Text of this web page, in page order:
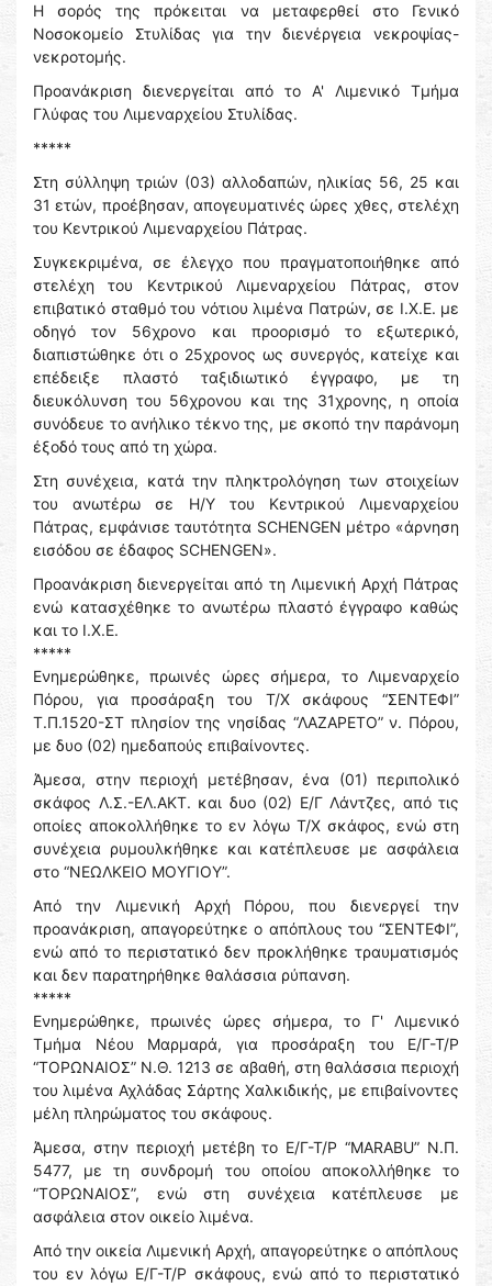
Η σορός της πρόκειται να μεταφερθεί στο Γενικό
Νοσοκομείο Στυλίδας για την διενέργεια νεκροψίας-
νεκροτομής.
Προανάκριση διενεργείται από το Α' Λιμενικό Τμήμα
Γλύφας του Λιμεναρχείου Στυλίδας.
*****
Στη σύλληψη τριών (03) αλλοδαπών, ηλικίας 56, 25 και
31 ετών, προέβησαν, απογευματινές ώρες χθες, στελέχη
του Κεντρικού Λιμεναρχείου Πάτρας.
Συγκεκριμένα, σε έλεγχο που πραγματοποιήθηκε από
στελέχη του Κεντρικού Λιμεναρχείου Πάτρας, στον
επιβατικό σταθμό του νότιου λιμένα Πατρών, σε Ι.Χ.Ε. με
οδηγό τον 56χρονο και προορισμό το εξωτερικό,
διαπιστώθηκε ότι ο 25χρονος ως συνεργός, κατείχε και
επέδειξε πλαστό ταξιδιωτικό έγγραφο, με τη
διευκόλυνση του 56χρονου και της 31χρονης, η οποία
συνόδευε το ανήλικο τέκνο της, με σκοπό την παράνομη
έξοδό τους από τη χώρα.
Στη συνέχεια, κατά την πληκτρολόγηση των στοιχείων
του ανωτέρω σε Η/Υ του Κεντρικού Λιμεναρχείου
Πάτρας, εμφάνισε ταυτότητα SCHENGEN μέτρο «άρνηση
εισόδου σε έδαφος SCHENGEN».
Προανάκριση διενεργείται από τη Λιμενική Αρχή Πάτρας
ενώ κατασχέθηκε το ανωτέρω πλαστό έγγραφο καθώς
και το Ι.Χ.Ε.
*****
Ενημερώθηκε, πρωινές ώρες σήμερα, το Λιμεναρχείο
Πόρου, για προσάραξη του Τ/Χ σκάφους “ΣΕΝΤΕΦΙ”
Τ.Π.1520-ΣΤ πλησίον της νησίδας “ΛΑΖΑΡΕΤΟ” ν. Πόρου,
με δυο (02) ημεδαπούς επιβαίνοντες.
Άμεσα, στην περιοχή μετέβησαν, ένα (01) περιπολικό
σκάφος Λ.Σ.-ΕΛ.ΑΚΤ. και δυο (02) Ε/Γ Λάντζες, από τις
οποίες αποκολλήθηκε το εν λόγω Τ/Χ σκάφος, ενώ στη
συνέχεια ρυμουλκήθηκε και κατέπλευσε με ασφάλεια
στο “ΝΕΩΛΚΕΙΟ ΜΟΥΓΙΟΥ”.
Από την Λιμενική Αρχή Πόρου, που διενεργεί την
προανάκριση, απαγορεύτηκε ο απόπλους του “ΣΕΝΤΕΦΙ”,
ενώ από το περιστατικό δεν προκλήθηκε τραυματισμός
και δεν παρατηρήθηκε θαλάσσια ρύπανση.
*****
Ενημερώθηκε, πρωινές ώρες σήμερα, το Γ' Λιμενικό
Τμήμα Νέου Μαρμαρά, για προσάραξη του Ε/Γ-Τ/Ρ
“ΤΟΡΩΝΑΙΟΣ” Ν.Θ. 1213 σε αβαθή, στη θαλάσσια περιοχή
του λιμένα Αχλάδας Σάρτης Χαλκιδικής, με επιβαίνοντες
μέλη πληρώματος του σκάφους.
Άμεσα, στην περιοχή μετέβη το Ε/Γ-Τ/Ρ “MARABU” Ν.Π.
5477, με τη συνδρομή του οποίου αποκολλήθηκε το
“ΤΟΡΩΝΑΙΟΣ”, ενώ στη συνέχεια κατέπλευσε με
ασφάλεια στον οικείο λιμένα.
Από την οικεία Λιμενική Αρχή, απαγορεύτηκε ο απόπλους
του εν λόγω Ε/Γ-Τ/Ρ σκάφους, ενώ από το περιστατικό